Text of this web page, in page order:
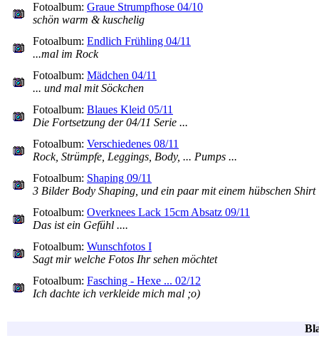
Fotoalbum: Graue Strumpfhose 04/10
schön warm & kuschelig
Fotoalbum: Endlich Frühling 04/11
...mal im Rock
Fotoalbum: Mädchen 04/11
... und mal mit Söckchen
Fotoalbum: Blaues Kleid 05/11
Die Fortsetzung der 04/11 Serie ...
Fotoalbum: Verschiedenes 08/11
Rock, Strümpfe, Leggings, Body, ... Pumps ...
Fotoalbum: Shaping 09/11
3 Bilder Body Shaping, und ein paar mit einem hübschen Shirt
Fotoalbum: Overknees Lack 15cm Absatz 09/11
Das ist ein Gefühl ....
Fotoalbum: Wunschfotos I
Sagt mir welche Fotos Ihr sehen möchtet
Fotoalbum: Fasching - Hexe ... 02/12
Ich dachte ich verkleide mich mal ;o)